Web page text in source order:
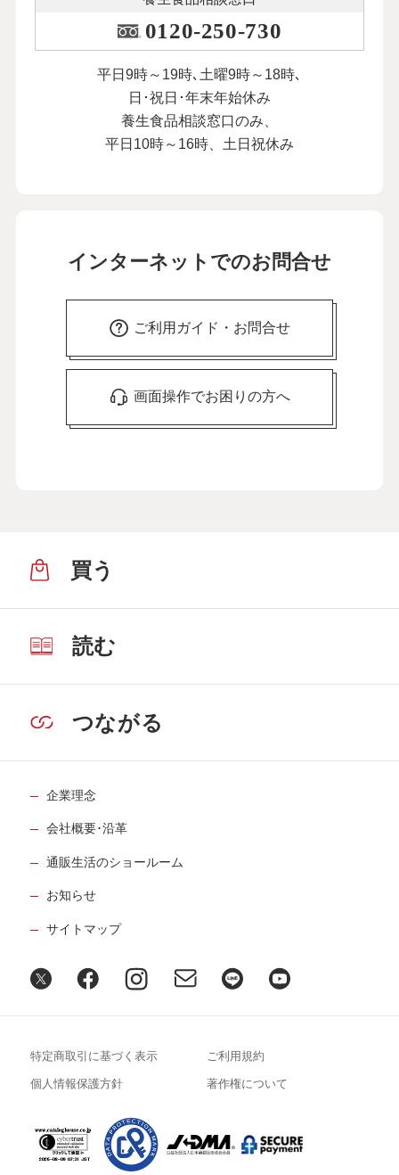
0120-250-730
平日9時～19時､土曜9時～18時､
日･祝日･年末年始休み
養生食品相談窓口のみ、
平日10時～16時、土日祝休み
インターネットでのお問合せ
ご利用ガイド・お問合せ
画面操作でお困りの方へ
買う
読む
つながる
企業理念
会社概要･沿革
通販生活のショールーム
お知らせ
サイトマップ
特定商取引に基づく表示 ご利用規約
個人情報保護方針 著作権について